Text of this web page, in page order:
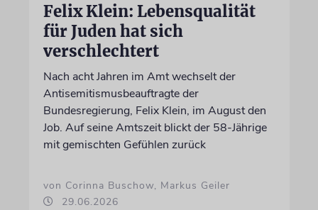
Felix Klein: Lebensqualität
für Juden hat sich
verschlechtert
Nach acht Jahren im Amt wechselt der
Antisemitismusbeauftragte der
Bundesregierung, Felix Klein, im August den
Job. Auf seine Amtszeit blickt der 58-Jährige
mit gemischten Gefühlen zurück
von Corinna Buschow, Markus Geiler
29.06.2026